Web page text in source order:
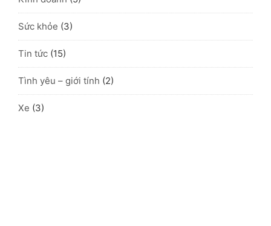
Sức khỏe (3)
Tin tức (15)
Tình yêu – giới tính (2)
Xe (3)